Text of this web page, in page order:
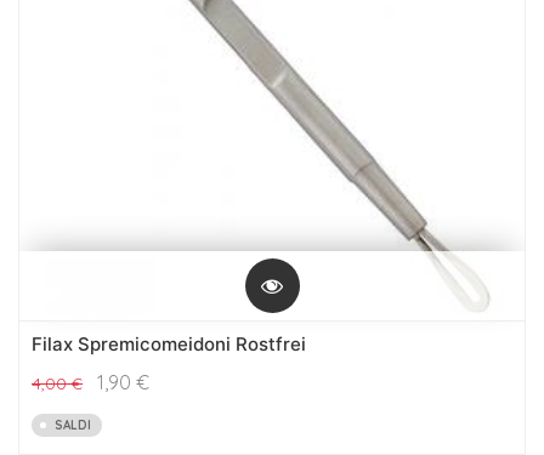
Filax Spremicomeidoni Rostfrei
4,00€ 1,90 €
SALDI